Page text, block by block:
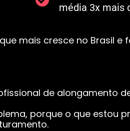
média 3x mais
mais cresce no Brasil
de alongamento
porque o que estou